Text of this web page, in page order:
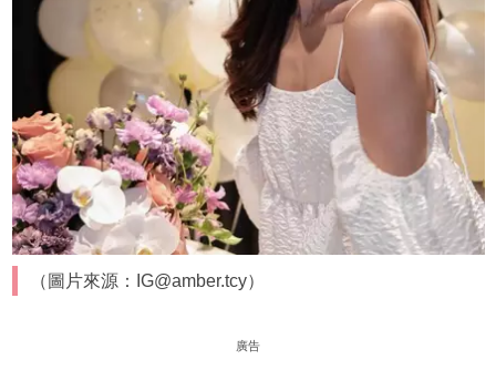
（圖片來源：IG@amber.tcy）
廣告